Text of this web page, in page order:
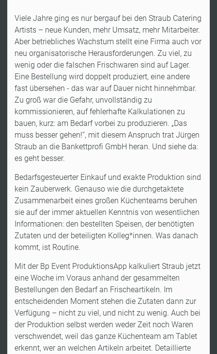
Viele Jahre ging es nur bergauf bei den Straub Catering
Artists – neue Kunden, mehr Umsatz, mehr Mitarbeiter.
Aber betriebliches Wachstum stellt eine Firma auch vor
neu organisatorische Herausforderungen. Zu viel, zu
wenig oder die falschen Frischwaren sind auf Lager.
Eine Bestellung wird doppelt produziert, eine andere
fast übersehen - das war auf Dauer nicht hinnehmbar.
Zu groß war die Gefahr, unvollständig zu
kommissionieren, auf fehlerhafte Kalkulationen zu
bauen, kurz: am Bedarf vorbei zu produzieren. „Das
muss besser gehen!“, mit diesem Anspruch trat Jürgen
Straub an die Bankettprofi GmbH heran. Und siehe da:
es geht besser.
Bedarfsgesteuerter Einkauf und exakte Produktion sind
kein Zauberwerk. Genauso wie die durchgetaktete
Zusammenarbeit eines großen Küchenteams beruhen
sie auf der immer aktuellen Kenntnis von wesentlichen
Informationen: den bestellten Speisen, der benötigten
Zutaten und der beteiligten Kolleg*innen. Was danach
kommt, ist Routine.
Mit der Bp Event ProduktionsApp kalkuliert Straub jetzt
eine Woche im Voraus anhand der gesammelten
Bestellungen den Bedarf an Frischeartikeln. Im
entscheidenden Moment stehen die Zutaten dann zur
Verfügung – nicht zu viel, und nicht zu wenig. Auch bei
der Produktion selbst werden weder Zeit noch Waren
verschwendet, weil das ganze Küchenteam am Tablet
erkennt, wer an welchen Artikeln arbeitet. Detaillierte